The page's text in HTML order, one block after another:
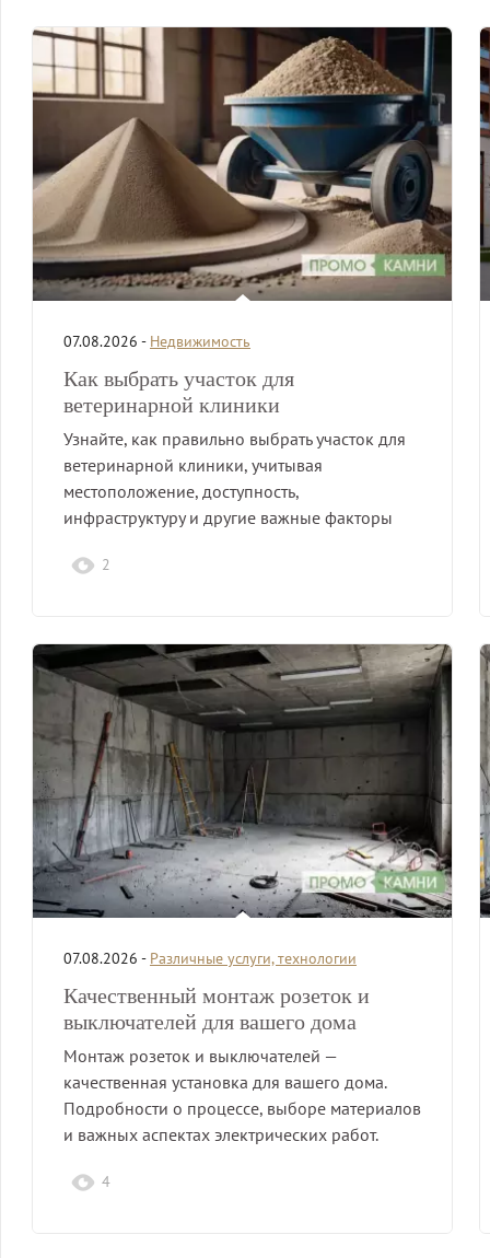
07.08.2026 - Недвижимость
Как выбрать участок для
ветеринарной клиники
Узнайте, как правильно выбрать участок для
ветеринарной клиники, учитывая
местоположение, доступность,
инфраструктуру и другие важные факторы
2
07.08.2026 - Различные услуги, технологии
Качественный монтаж розеток и
выключателей для вашего дома
Монтаж розеток и выключателей —
качественная установка для вашего дома.
Подробности о процессе, выборе материалов
и важных аспектах электрических работ.
4